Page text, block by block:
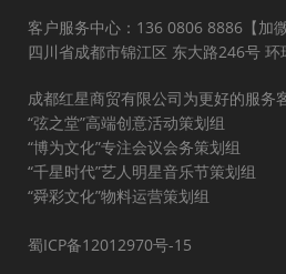
客户服务中心：136 0806 8886【加
四川省成都市锦江区 东大路246号
成都红星商贸有限公司为更好的服务
“弦之堂”高端创意活动策划组
“博为文化”专注会议会务策划组
“千星时代”艺人明星音乐节策划组
“舜彩文化”物料运营策划组
蜀ICP备12012970号-15